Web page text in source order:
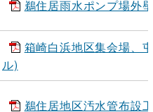
鵜住居雨水ポンプ場外
箱崎白浜地区集会場、
ル)
鵜住居地区汚水管布設